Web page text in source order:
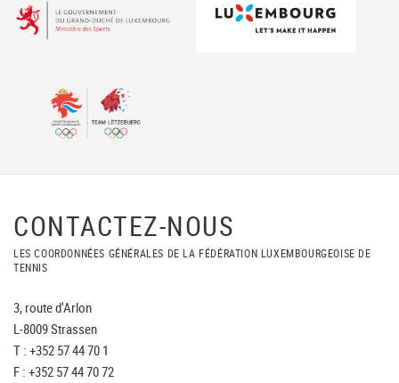
CONTACTEZ-NOUS
LES COORDONNÉES GÉNÉRALES DE LA FÉDÉRATION LUXEMBOURGEOISE DE
TENNIS
3, route d'Arlon
L-8009 Strassen
T : +352 57 44 70 1
F : +352 57 44 70 72